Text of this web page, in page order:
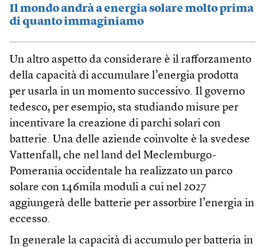
Il mondo andrà a energia solare molto prima
di quanto immaginiamo
Un altro aspetto da considerare è il rafforzamento
della capacità di accumulare l’energia prodotta
per usarla in un momento successivo. Il governo
tedesco, per esempio, sta studiando misure per
incentivare la creazione di parchi solari con
batterie. Una delle aziende coinvolte è la svedese
Vattenfall, che nel land del Meclemburgo-
Pomerania occidentale ha realizzato un parco
solare con 146mila moduli a cui nel 2027
aggiungerà delle batterie per assorbire l’energia in
eccesso.
In generale la capacità di accumulo per batteria in